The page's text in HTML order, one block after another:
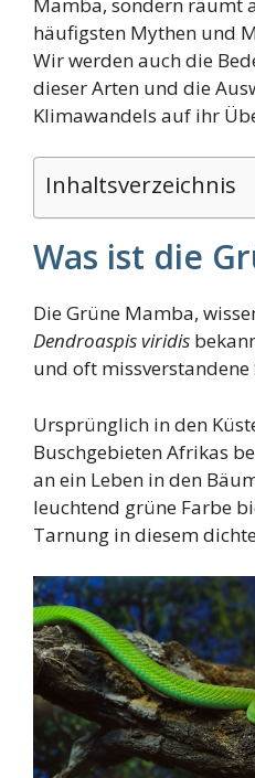
häufigsten Mythen und
Wir werden auch die
dieser Arten und die
Klimawandels auf ihr
Inhaltsverzeichnis
Was ist die
Die Grüne Mamba,
Dendroaspis viridis
und oft missverstandene
Ursprünglich in den
Buschgebieten Afrikas
an ein Leben in den
leuchtend grüne Farbe
Tarnung in diesem